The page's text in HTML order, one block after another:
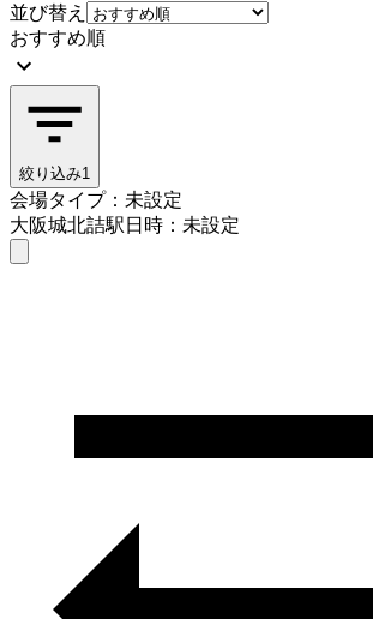
並び替え
おすすめ順
絞り込み1
会場タイプ：未設定
大阪城北詰駅日時：未設定